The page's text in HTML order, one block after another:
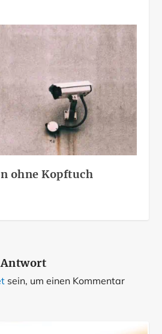
ohne Kopftuch
sein, um einen Kommentar